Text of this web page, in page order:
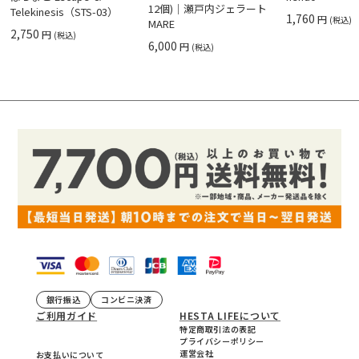
Telekinesis（STS-03）
2,750円 (税込)
12個)｜瀬戸内ジェラート
MARE
6,000円 (税込)
1,760円 (税込)
銀行振込 コンビニ決済
ご利用ガイド
お支払いについて
HESTA LIFEについて
特定商取引法の表記
プライバシーポリシー
運営会社